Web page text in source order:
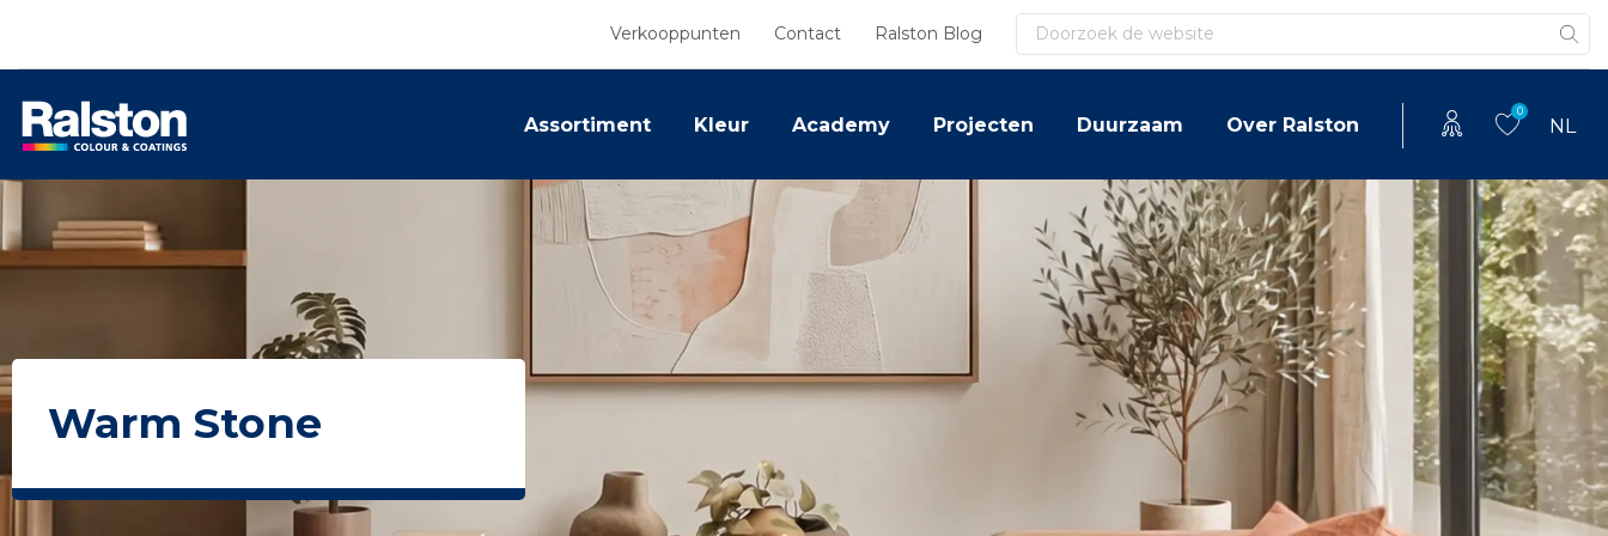
Verkooppunten Contact Ralston Blog Zoeken
Assortiment Kleur Academy Projecten Duurzaam Over Ralston
0
NL
Warm Stone